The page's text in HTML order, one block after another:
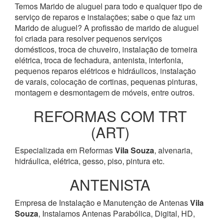
Temos Marido de aluguel para todo e qualquer tipo de
serviço de reparos e instalações; sabe o que faz um
Marido de aluguel? A profissão de marido de aluguel
foi criada para resolver pequenos serviços
domésticos, troca de chuveiro, instalação de torneira
elétrica, troca de fechadura, antenista, interfonia,
pequenos reparos elétricos e hidráulicos, instalação
de varais, colocação de cortinas, pequenas pinturas,
montagem e desmontagem de móveis, entre outros.
REFORMAS COM TRT
(ART)
Especializada em ReformasVila Souza, alvenaria,
hidráulica, elétrica, gesso, piso, pintura etc.
ANTENISTA
Empresa de Instalação e Manutenção de AntenasVila
Souza, Instalamos Antenas Parabólica, Digital, HD,